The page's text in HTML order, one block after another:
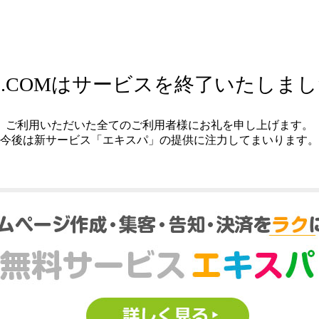
はサービスを終了いたしま
ご利用いただいた全てのご利用者様にお礼を申し上げます。
今後は新サービス「エキスパ」の提供に注力してまいります。